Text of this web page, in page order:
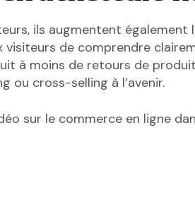
ils augmentent également
de comprendre
à moins de retours de
ou cross-selling à l’avenir.
sur le commerce en ligne